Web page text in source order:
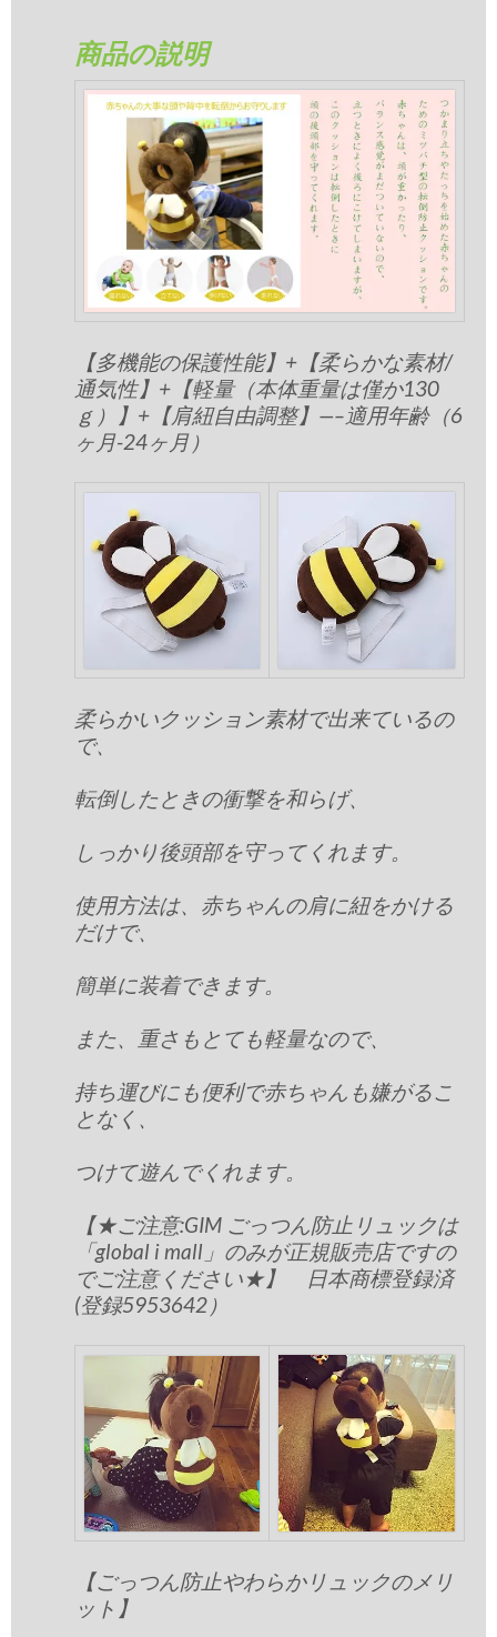
商品の説明
【多機能の保護性能】+【柔らかな素材/
通気性】+【軽量（本体重量は僅か130
ｇ）】+【肩紐自由調整】—–適用年齢（6
ヶ月-24ヶ月）
柔らかいクッション素材で出来ているの
で、
転倒したときの衝撃を和らげ、
しっかり後頭部を守ってくれます。
使用方法は、赤ちゃんの肩に紐をかける
だけで、
簡単に装着できます。
また、重さもとても軽量なので、
持ち運びにも便利で赤ちゃんも嫌がるこ
となく、
つけて遊んでくれます。
【★ご注意:GIM ごっつん防止リュックは
「global i mall」のみが正規販売店ですの
でご注意ください★】 日本商標登録済
(登録5953642）
【ごっつん防止やわらかリュックのメリ
ット】